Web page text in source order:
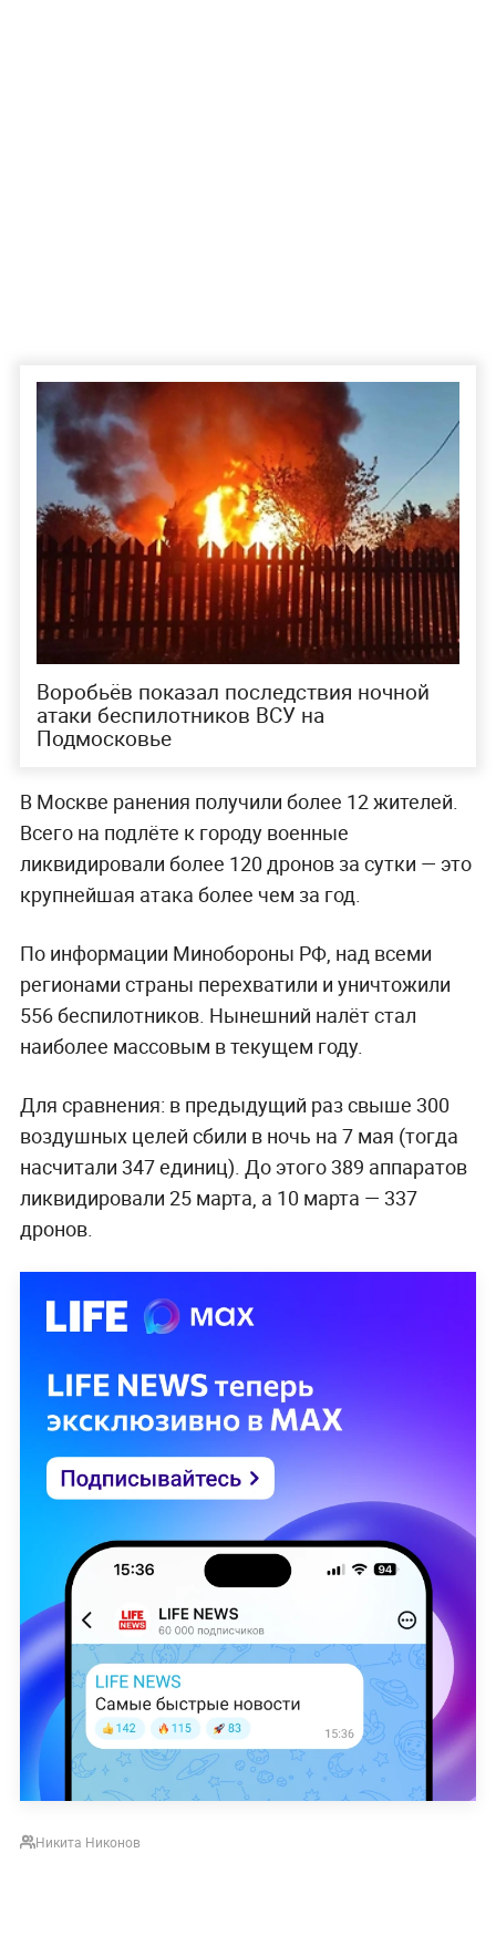
Воробьёв показал последствия ночной
атаки беспилотников ВСУ на
Подмосковье
В Москве ранения получили более 12 жителей.
Всего на подлёте к городу военные
ликвидировали более 120 дронов за сутки — это
крупнейшая атака более чем за год.
По информации Минобороны РФ, над всеми
регионами страны перехватили и уничтожили
556 беспилотников. Нынешний налёт стал
наиболее массовым в текущем году.
Для сравнения: в предыдущий раз свыше 300
воздушных целей сбили в ночь на 7 мая (тогда
насчитали 347 единиц). До этого 389 аппаратов
ликвидировали 25 марта, а 10 марта — 337
дронов.
Никита Никонов